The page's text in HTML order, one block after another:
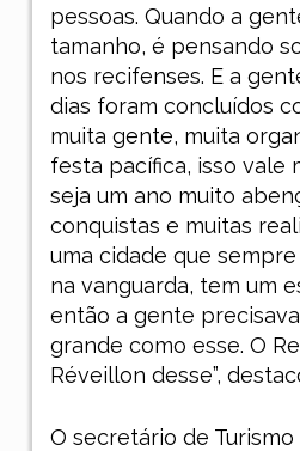
pessoas. Quando a
tamanho, é pensando
nos recifenses. E a
dias foram concluídos
muita gente, muita
festa pacífica, isso vale
seja um ano muito
conquistas e muitas
uma cidade que
na vanguarda, tem um
então a gente
grande como esse. O
Réveillon desse”,
O secretário de